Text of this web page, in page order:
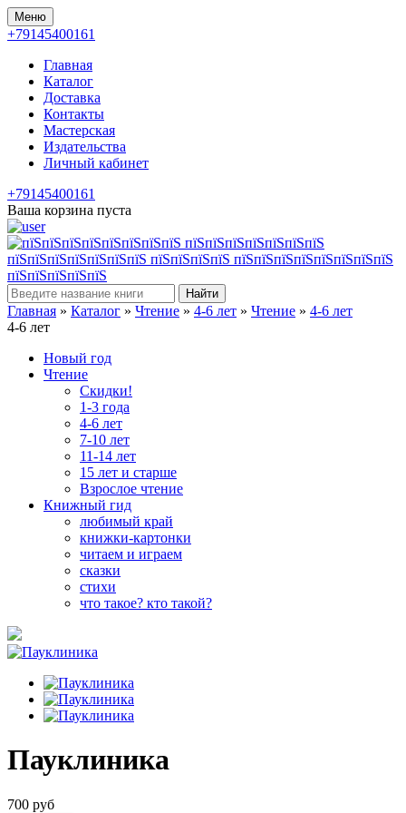
Меню
+79145400161
Главная
Каталог
Доставка
Контакты
Мастерская
Издательства
Личный кабинет
+79145400161
Ваша корзина пуста
Найти
Главная » Каталог » Чтение » 4-6 лет » Чтение » 4-6 лет
4-6 лет
Новый год
Чтение
Скидки!
1-3 года
4-6 лет
7-10 лет
11-14 лет
15 лет и старше
Взрослое чтение
Книжный гид
любимый край
книжки-картонки
читаем и играем
сказки
стихи
что такое? кто такой?
Пауклиника
700 руб